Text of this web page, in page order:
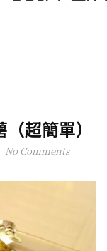
超簡單）
No Comments